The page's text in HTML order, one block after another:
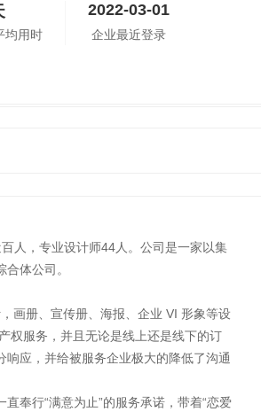
均用时
2022-03-01
企业最近登录
人，专业设计师44人。公司是一家以集
体公司。
画册、宣传册、海报、企业 VI 形象等设
权服务，并且无论是线上还是线下的订
应，并给被服务企业极大的降低了沟通
奉行“满意为止”的服务承诺，带着“恋爱